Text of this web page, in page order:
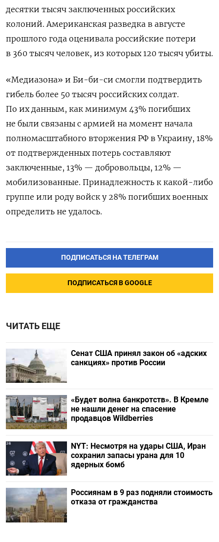
десятки тысяч заключенных российских
колоний. Американская разведка в августе
прошлого года оценивала российские потери
в 360 тысяч человек, из которых 120 тысяч убиты.
«Медиазона» и Би-би-си смогли подтвердить
гибель более 50 тысяч российских солдат.
По их данным, как минимум 43% погибших
не были связаны с армией на момент начала
полномасштабного вторжения РФ в Украину, 18%
от подтвержденных потерь составляют
заключенные, 13% — добровольцы, 12% —
мобилизованные. Принадлежность к какой-либо
группе или роду войск у 28% погибших военных
определить не удалось.
ПОДПИСАТЬСЯ НА ТЕЛЕГРАМ
ПОДПИСАТЬСЯ В GOOGLE
ЧИТАТЬ ЕЩЕ
Сенат США принял закон об «адских
санкциях» против России
«Будет волна банкротств». В Кремле
не нашли денег на спасение
продавцов Wildberries
NYT: Несмотря на удары США, Иран
сохранил запасы урана для 10
ядерных бомб
Россиянам в 9 раз подняли стоимость
отказа от гражданства